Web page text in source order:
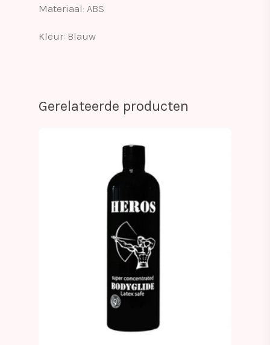
Materiaal: ABS
Kleur: Blauw
Gerelateerde producten